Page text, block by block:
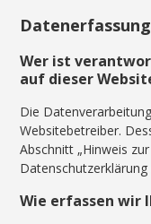
Wer ist
auf dieser
Die
Websitebetreiber.
Abschnitt „Hinweis
Wie erfassen wir